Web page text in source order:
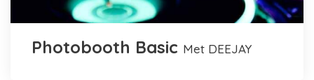
Photobooth Basic met DEEJAY